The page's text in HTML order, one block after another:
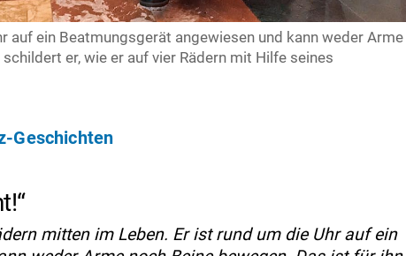
auf ein Beatmungsgerät angewiesen und kann weder Arme
er, wie er auf vier Rädern mit Hilfe seines
Geschichten
mitten im Leben. Er ist rund um die Uhr auf ein